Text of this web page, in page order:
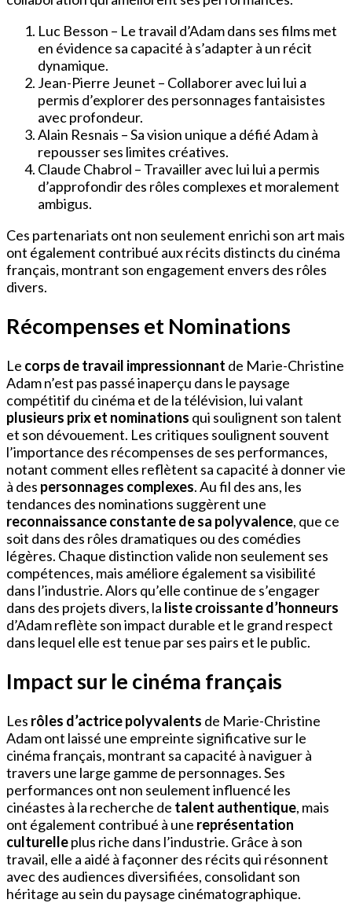
Luc Besson – Le travail d’Adam dans ses films met
en évidence sa capacité à s’adapter à un récit
dynamique.
Jean-Pierre Jeunet – Collaborer avec lui lui a
permis d’explorer des personnages fantaisistes
avec profondeur.
Alain Resnais – Sa vision unique a défié Adam à
repousser ses limites créatives.
Claude Chabrol – Travailler avec lui lui a permis
d’approfondir des rôles complexes et moralement
ambigus.
Ces partenariats ont non seulement enrichi son art mais
ont également contribué aux récits distincts du cinéma
français, montrant son engagement envers des rôles
divers.
Récompenses et Nominations
Le corps de travail impressionnant de Marie-Christine
Adam n’est pas passé inaperçu dans le paysage
compétitif du cinéma et de la télévision, lui valant
plusieurs prix et nominations qui soulignent son talent
et son dévouement. Les critiques soulignent souvent
l’importance des récompenses de ses performances,
notant comment elles reflètent sa capacité à donner vie
à des personnages complexes. Au fil des ans, les
tendances des nominations suggèrent une
reconnaissance constante de sa polyvalence, que ce
soit dans des rôles dramatiques ou des comédies
légères. Chaque distinction valide non seulement ses
compétences, mais améliore également sa visibilité
dans l’industrie. Alors qu’elle continue de s’engager
dans des projets divers, la liste croissante d’honneurs
d’Adam reflète son impact durable et le grand respect
dans lequel elle est tenue par ses pairs et le public.
Impact sur le cinéma français
Les rôles d’actrice polyvalents de Marie-Christine
Adam ont laissé une empreinte significative sur le
cinéma français, montrant sa capacité à naviguer à
travers une large gamme de personnages. Ses
performances ont non seulement influencé les
cinéastes à la recherche de talent authentique, mais
ont également contribué à une représentation
culturelleplus riche dans l’industrie. Grâce à son
travail, elle a aidé à façonner des récits qui résonnent
avec des audiences diversifiées, consolidant son
héritage au sein du paysage cinématographique.